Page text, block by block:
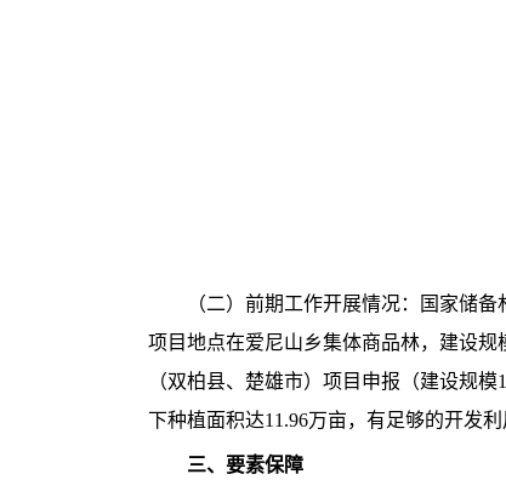
（二）前期工作开展情况：国家储
项目地点在爱尼山乡集体商品林，建设
（双柏县、楚雄市）项目申报（建设规
下种植面积达11.96万亩，有足够的开发
三、要素保障